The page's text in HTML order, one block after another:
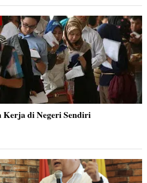
Kerja di Negeri Sendiri